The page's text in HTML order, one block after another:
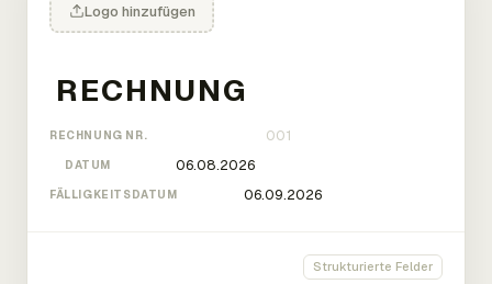
Logo hinzufügen
RECHNUNG NR.
DATUM
FÄLLIGKEITSDATUM
Strukturierte Felder